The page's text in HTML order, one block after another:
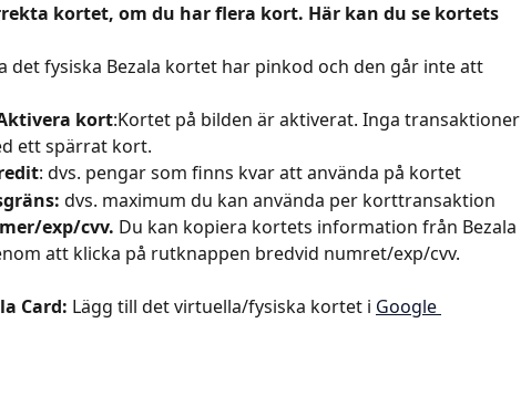
kortet, om du har flera kort. Här kan du se kortets
det fysiska Bezala kortet har pinkod och den går inte att
kort:Kortet på bilden är aktiverat. Inga transaktioner
ett spärrat kort.
: dvs. pengar som finns kvar att använda på kortet
dvs. maximum du kan använda per korttransaktion
exp/cvv. Du kan kopiera kortets information från Bezala
att klicka på rutknappen bredvid numret/exp/cvv.
Card: Lägg till det virtuella/fysiska kortet i Google